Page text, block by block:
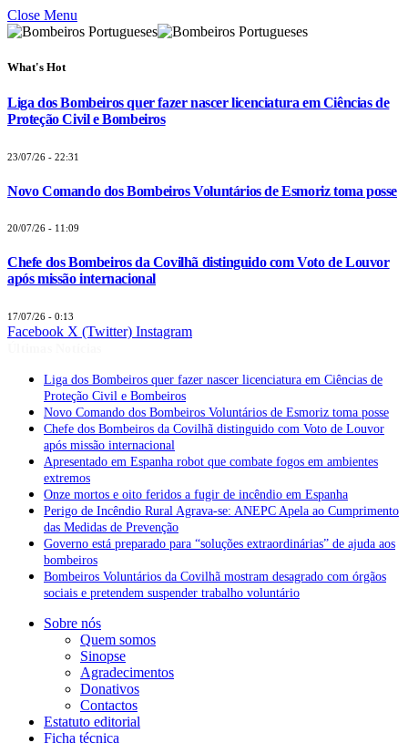
Close Menu
What's Hot
Liga dos Bombeiros quer fazer nascer licenciatura em Ciências de
Proteção Civil e Bombeiros
23/07/26 - 22:31
Novo Comando dos Bombeiros Voluntários de Esmoriz toma posse
20/07/26 - 11:09
Chefe dos Bombeiros da Covilhã distinguido com Voto de Louvor
após missão internacional
17/07/26 - 0:13
Facebook X (Twitter) Instagram
Liga dos Bombeiros quer fazer nascer licenciatura em Ciências de
Proteção Civil e Bombeiros
Novo Comando dos Bombeiros Voluntários de Esmoriz toma posse
Chefe dos Bombeiros da Covilhã distinguido com Voto de Louvor
após missão internacional
Apresentado em Espanha robot que combate fogos em ambientes
extremos
Onze mortos e oito feridos a fugir de incêndio em Espanha
Perigo de Incêndio Rural Agrava-se: ANEPC Apela ao Cumprimento
das Medidas de Prevenção
Governo está preparado para “soluções extraordinárias” de ajuda aos
bombeiros
Bombeiros Voluntários da Covilhã mostram desagrado com órgãos
sociais e pretendem suspender trabalho voluntário
Sobre nós
Quem somos
Sinopse
Agradecimentos
Donativos
Contactos
Estatuto editorial
Ficha técnica